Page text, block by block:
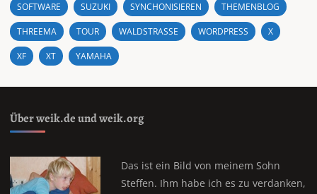
SOFTWARE SUZUKI SYNCHONISIEREN THEMENBLOG
THREEMA TOUR WALDSTRASSE WORDPRESS X
XF XT YAMAHA
Über weik.de und weik.org
Das ist ein Bild von meinem Sohn
Steffen. Ihm habe ich es zu verdanken,